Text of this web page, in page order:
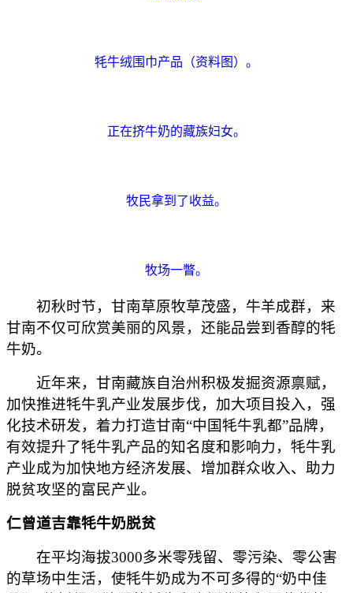
牦牛绒围巾产品（资料图）。
正在挤牛奶的藏族妇女。
牧民拿到了收益。
牧场一瞥。
初秋时节，甘南草原牧草茂盛，牛羊成群，来
甘南不仅可欣赏美丽的风景，还能品尝到香醇的牦
牛奶。
近年来，甘南藏族自治州积极发掘资源禀赋，
加快推进牦牛乳产业发展步伐，加大项目投入，强
化技术研发，着力打造甘南“中国牦牛乳都”品牌，
有效提升了牦牛乳产品的知名度和影响力，牦牛乳
产业成为加快地方经济发展、增加群众收入、助力
脱贫攻坚的富民产业。
仁曾道吉靠牦牛奶脱贫
在平均海拔3000多米零残留、零污染、零公害
的草场中生活，使牦牛奶成为不可多得的“奶中佳